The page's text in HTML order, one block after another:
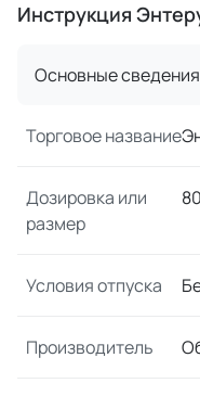
Инструкция
Основные сведения
Торговое название
Дозировка или
размер
Условия отпуска
Производитель